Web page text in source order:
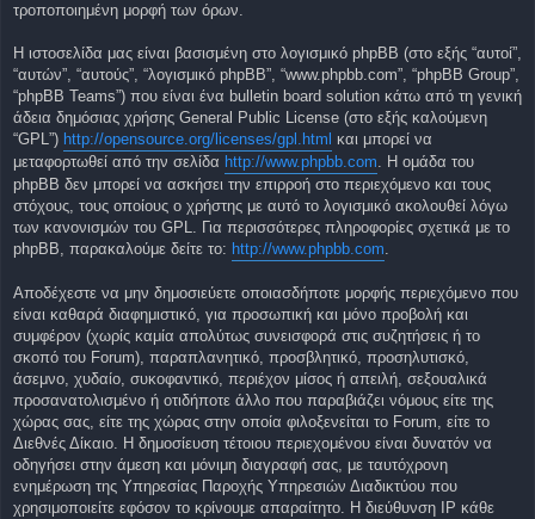
τροποποιημένη μορφή των όρων.
Η ιστοσελίδα μας είναι βασισμένη στο λογισμικό phpBB (στο εξής “αυτοί”,
“αυτών”, “αυτούς”, “λογισμικό phpBB”, “www.phpbb.com”, “phpBB Group”,
“phpBB Teams”) που είναι ένα bulletin board solution κάτω από τη γενική
άδεια δημόσιας χρήσης General Public License (στο εξής καλούμενη
“GPL”) http://opensource.org/licenses/gpl.html και μπορεί να
μεταφορτωθεί από την σελίδα http://www.phpbb.com. Η ομάδα του
phpBB δεν μπορεί να ασκήσει την επιρροή στο περιεχόμενο και τους
στόχους, τους οποίους ο χρήστης με αυτό το λογισμικό ακολουθεί λόγω
των κανονισμών του GPL. Για περισσότερες πληροφορίες σχετικά με το
phpBB, παρακαλούμε δείτε το: http://www.phpbb.com.
Αποδέχεστε να μην δημοσιεύετε οποιασδήποτε μορφής περιεχόμενο που
είναι καθαρά διαφημιστικό, για προσωπική και μόνο προβολή και
συμφέρον (χωρίς καμία απολύτως συνεισφορά στις συζητήσεις ή το
σκοπό του Forum), παραπλανητικό, προσβλητικό, προσηλυτισκό,
άσεμνο, χυδαίο, συκοφαντικό, περιέχον μίσος ή απειλή, σεξουαλικά
προσανατολισμένο ή οτιδήποτε άλλο που παραβιάζει νόμους είτε της
χώρας σας, είτε της χώρας στην οποία φιλοξενείται το Forum, είτε το
Διεθνές Δίκαιο. Η δημοσίευση τέτοιου περιεχομένου είναι δυνατόν να
οδηγήσει στην άμεση και μόνιμη διαγραφή σας, με ταυτόχρονη
ενημέρωση της Υπηρεσίας Παροχής Υπηρεσιών Διαδικτύου που
χρησιμοποιείτε εφόσον το κρίνουμε απαραίτητο. Η διεύθυνση IP κάθε